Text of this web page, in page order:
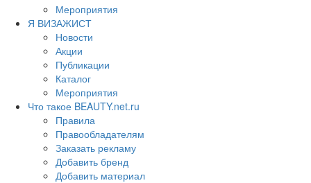
Мероприятия
Я ВИЗАЖИСТ
Новости
Акции
Публикации
Каталог
Мероприятия
Что такое BEAUTY.net.ru
Правила
Правообладателям
Заказать рекламу
Добавить бренд
Добавить материал